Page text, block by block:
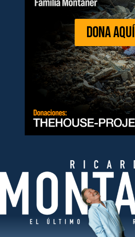
DONA AQUÍ